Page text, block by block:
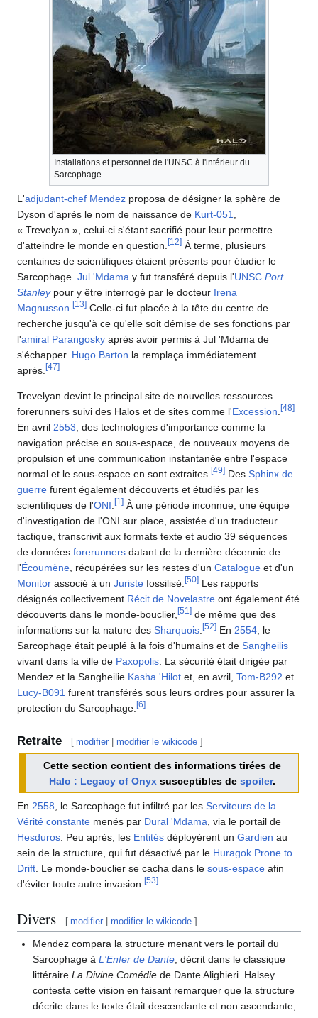
Installations et personnel de l'UNSC à l'intérieur du
Sarcophage.
L'adjudant-chef Mendez proposa de désigner la sphère de
Dyson d'après le nom de naissance de Kurt-051
« Trevelyan », celui-ci s'étant sacrifié pour leur permettre
d'atteindre le monde en question. [12] À terme, plusieurs
centaines de scientifiques étaient présents pour étudier le
Sarcophage. Jul 'Mdama y fut transféré depuis l'UNSC Port
Stanleypour y être interrogé par le docteur Irena
Magnusson [13] Celle-ci fut placée à la tête du centre de
recherche jusqu'à ce qu'elle soit démise de ses fonctions par
l'amiral Parangosky après avoir permis à Jul 'Mdama de
s'échapper. Hugo Barton la remplaça immédiatement
après. [47]
Trevelyan devint le principal site de nouvelles ressources
forerunners suivi des Halos et de sites comme l'Excession [48]
En avril 2553 , des technologies d'importance comme la
navigation précise en sous-espace, de nouveaux moyens de
propulsion et une communication instantanée entre l'espace
normal et le sous-espace en sont extraites. [49] Des Sphinx de
guerre furent également découverts et étudiés par les
scientifiques de l'ONI [1 ] À une période inconnue, une équipe
d'investigation de l'ONI sur place, assistée d'un traducteur
tactique, transcrivit aux formats texte et audio 39 séquences
de données forerunners datant de la dernière décennie de
l'Écoumène , récupérées sur les restes d'un Catalogue et d'un
Monitor associé à un Juriste fossilisé. [50] Les rapports
désignés collectivement Récit de Novelastre ont également été
découverts dans le monde-bouclier, [51 ] de même que des
informations sur la nature des Sharquois [52] En 2554 , le
Sarcophage était peuplé à la fois d'humains et de Sangheilis
vivant dans la ville de Paxopolis . La sécurité était dirigée par
Mendez et la Sangheilie Kasha 'Hilot et, en avril, Tom-B292 et
Lucy-B091 furent transférés sous leurs ordres pour assurer la
protection du Sarcophage. [6]
Retraite [ modifier |modifier le wikicode ]
Cette section contient des informations tirées de
Halo : Legacy of Onyx susceptibles de spoiler.
En 2558 , le Sarcophage fut infiltré par les Serviteurs de la
Vérité constante menés par Dural 'Mdama , via le portail de
Hesduros . Peu après, les Entités déployèrent un Gardien au
sein de la structure, qui fut désactivé par le Huragok Prone to
Drift . Le monde-bouclier se cacha dans le sous-espace afin
d'éviter toute autre invasion. [53]
Divers [ modifier |modifier le wikicode ]
Mendez compara la structure menant vers le portail du
Sarcophage àL'Enfer de Dante , décrit dans le classique
littéraireLa Divine Comédie de Dante Alighieri. Halsey
contesta cette vision en faisant remarquer que la structure
décrite dans le texte était descendante et non ascendante,